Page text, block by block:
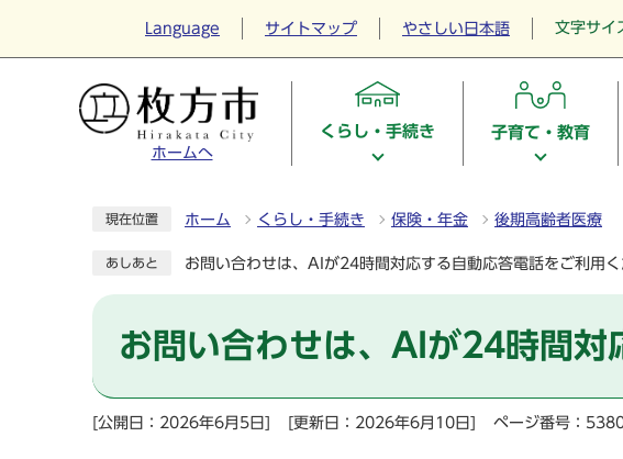
Language サイトマップ やさしい日本語 文字サイ
ホームへ
くらし・手続き 子育て・教育
現在位置 ホーム くらし・手続き 保険・年金 後期高齢者医療
あしあと お問い合わせは、AIが24時間対応する自動応答電話をご利用く
お問い合わせは、AIが24時間対
[公開日：2026年6月5日] [更新日：2026年6月10日] ページ番号：